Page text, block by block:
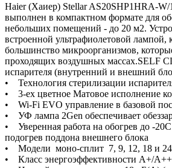
Haier (Хаиер) Stellar AS20SHP1HRA-
выполнен в компактном формате для
небольших помещений - до 20 м2.
встроенной ультрафиолетовой лампой,
большинство микроорганизмов,
проходящих воздушных массах.SELF
испарителя (внутренний и внешний
• Технология стерилизации
• 3-ех цветное Матовое исполнение
• Wi-Fi EVO управление в базовой
• УФ лампа 2Gen обеспечивает
• Уверенная работа на обогрев до -
подогрев поддона внешнего блока
• Модели моно-сплит 7, 9, 12, 18 и
• Класс энергоэффективности А+/A++